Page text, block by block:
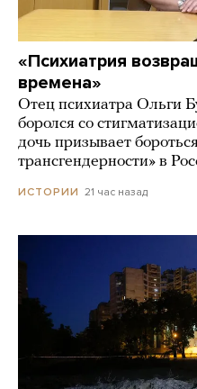
«Психиатрия
времена»
Отец психиатра Ольги
боролся со
дочь призывает
трансгендерности» в
ИСТОРИИ 21 час назад